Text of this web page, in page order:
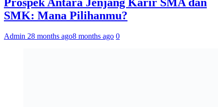
SMK: Mana Pilihanmu?
Admin 28 months ago8 months ago 0